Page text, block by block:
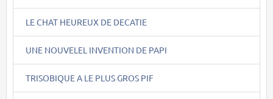
LE CHAT HEUREUX DE DECATIE
UNE NOUVELEL INVENTION DE PAPI
TRISOBIQUE A LE PLUS GROS PIF